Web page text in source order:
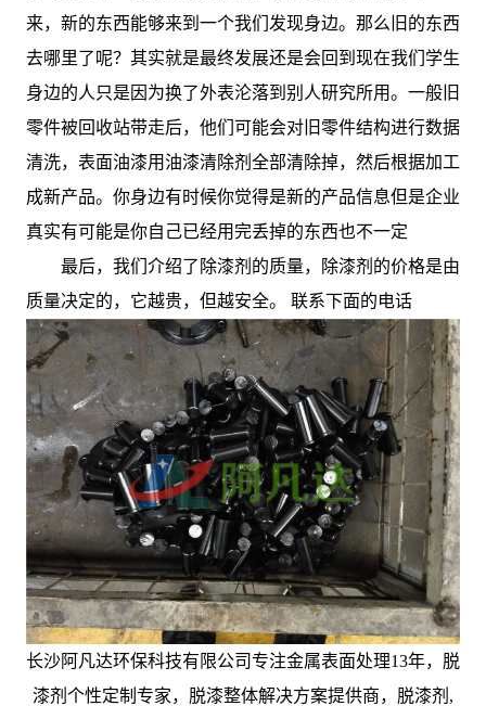
来，新的东西能够来到一个我们发现身边。那么旧的东西
去哪里了呢？其实就是最终发展还是会回到现在我们学生
身边的人只是因为换了外表沦落到别人研究所用。一般旧
零件被回收站带走后，他们可能会对旧零件结构进行数据
清洗，表面油漆用油漆清除剂全部清除掉，然后根据加工
成新产品。你身边有时候你觉得是新的产品信息但是企业
真实有可能是你自己已经用完丢掉的东西也不一定
最后，我们介绍了除漆剂的质量，除漆剂的价格是由
质量决定的，它越贵，但越安全。 联系下面的电话
长沙阿凡达环保科技有限公司专注金属表面处理13年，脱
漆剂个性定制专家，脱漆整体解决方案提供商，脱漆剂,